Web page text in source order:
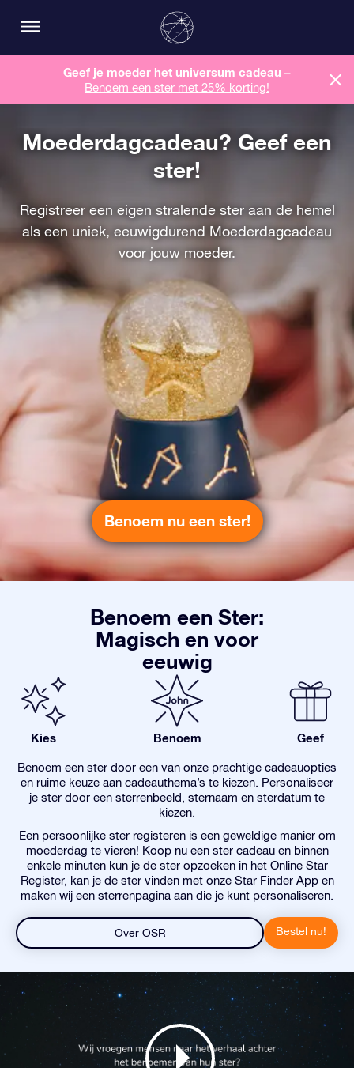
Geef je moeder het universum cadeau –
Benoem een ​​ster met 25% korting!
Moederdagcadeau? Geef een
ster!
Registreer een eigen stralende ster aan de hemel
als een uniek, eeuwigdurend Moederdagcadeau
voor jouw moeder.
Benoem nu een ster!
Benoem een Ster:
Magisch en voor
eeuwig
Kies Benoem Geef
Benoem een ster door een van onze prachtige cadeauopties
en ruime keuze aan cadeauthema’s te kiezen. Personaliseer
je ster door een sterrenbeeld, sternaam en sterdatum te
kiezen.
Een persoonlijke ster registeren is een geweldige manier om
moederdag te vieren! Koop nu een ster cadeau en binnen
enkele minuten kun je de ster opzoeken in het Online Star
Register, kan je de ster vinden met onze Star Finder App en
maken wij een sterrenpagina aan die je kunt personaliseren.
Over OSR Bestel nu!